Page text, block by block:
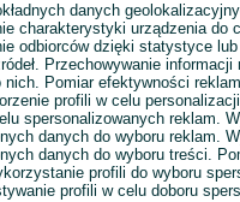
danych
charakterystyki urządzenia do
odbiorców dzięki statystyce
Przechowywanie informacji
nich. Pomiar efektywności
profili w celu
spersonalizowanych reklam.
danych do wyboru reklam.
danych do wyboru treści.
profili do wyboru
profili w celu doboru